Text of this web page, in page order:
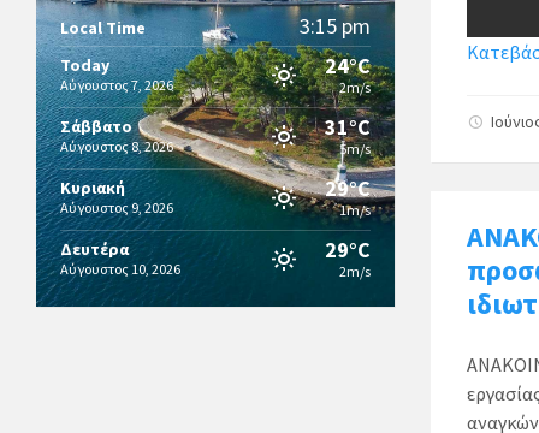
Local Time 3:15 pm
Today
Αύγουστος 7, 2026
24°C
2m/s
Σάββατο
Αύγουστος 8, 2026
31°C
5m/s
Κυριακή
Αύγουστος 9, 2026
29°C
1m/s
Δευτέρα
Αύγουστος 10, 2026
29°C
2m/s